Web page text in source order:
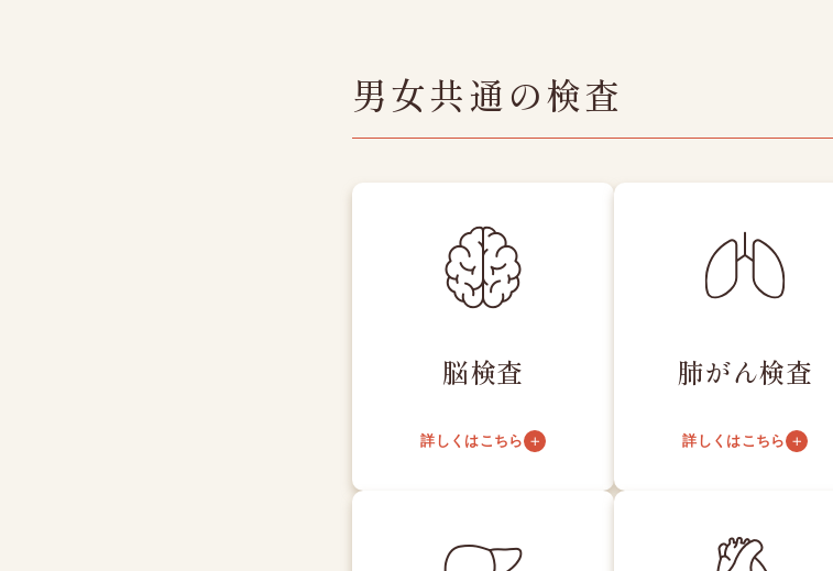
男女共通の検査
脳検査
詳しくはこちら
肺がん検査
詳しくはこちら